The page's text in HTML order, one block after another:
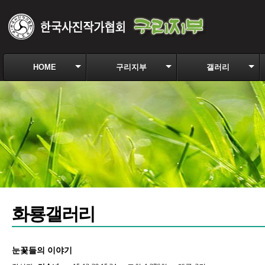
HOME 구리지부 갤러리
화룡갤러리
눈꽃들의 이야기